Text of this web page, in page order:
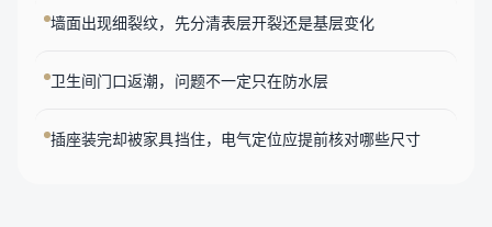
墙面出现细裂纹，先分清表层开裂还是基层变化
卫生间门口返潮，问题不一定只在防水层
插座装完却被家具挡住，电气定位应提前核对哪些尺寸